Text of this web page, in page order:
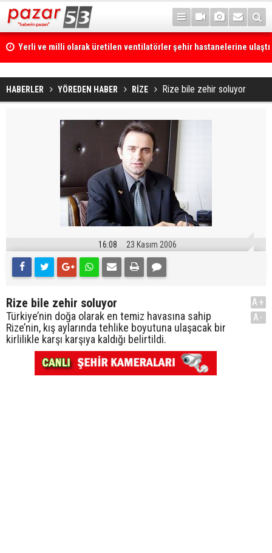
Yerli ve milli olarak üretilen ventilatörler şehir hastanelerine ulaştı
HABERLER YÖREDEN HABER RİZE Rize bile zehir soluyor
16:08 23 Kasım 2006
Rize bile zehir soluyor
Türkiye’nin doğa olarak en temiz havasına sahip
Rize’nin, kış aylarında tehlike boyutuna ulaşacak bir
kirlilikle karşı karşıya kaldığı belirtildi.
A+
A-